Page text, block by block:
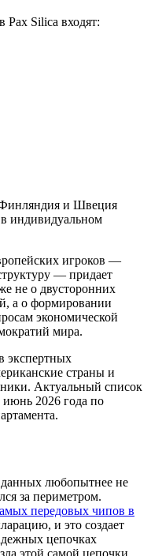
Pax Silica входят:
и Швеция
индивидуальном
игроков —
— придает
не о двусторонних
а о формировании
экономической
мира.
экспертных
страны и
Актуальный список
июнь 2026 года по
любопытнее не
за периметром.
передовых чипов в
и это создает
цепочках
этой самой цепочки.